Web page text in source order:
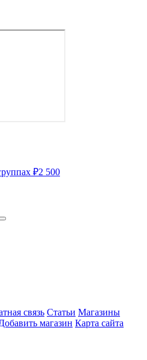
₽2 500
связь Статьи Магазины
магазин Карта сайта